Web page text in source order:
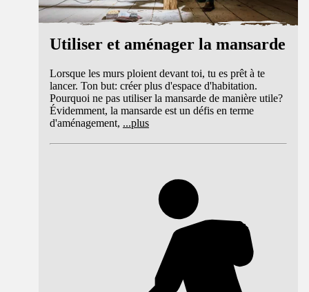
Utiliser et aménager la mansarde
Lorsque les murs ploient devant toi, tu es prêt à te
lancer. Ton but: créer plus d'espace d'habitation.
Pourquoi ne pas utiliser la mansarde de manière utile?
Évidemment, la mansarde est un défis en terme
d'aménagement, ...plus